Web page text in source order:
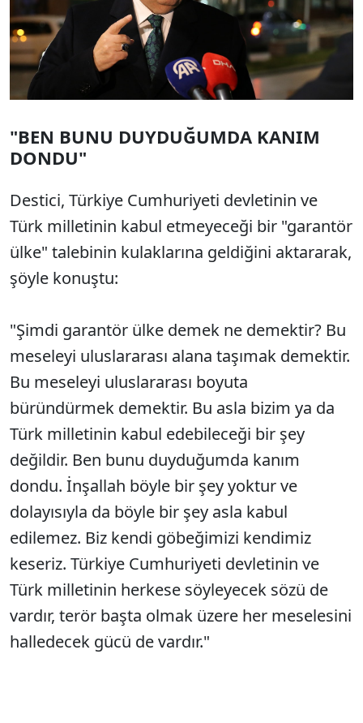
"BEN BUNU DUYDUĞUMDA KANIM
DONDU"
Destici, Türkiye Cumhuriyeti devletinin ve
Türk milletinin kabul etmeyeceği bir "garantör
ülke" talebinin kulaklarına geldiğini aktararak,
şöyle konuştu:
"Şimdi garantör ülke demek ne demektir? Bu
meseleyi uluslararası alana taşımak demektir.
Bu meseleyi uluslararası boyuta
büründürmek demektir. Bu asla bizim ya da
Türk milletinin kabul edebileceği bir şey
değildir. Ben bunu duyduğumda kanım
dondu. İnşallah böyle bir şey yoktur ve
dolayısıyla da böyle bir şey asla kabul
edilemez. Biz kendi göbeğimizi kendimiz
keseriz. Türkiye Cumhuriyeti devletinin ve
Türk milletinin herkese söyleyecek sözü de
vardır, terör başta olmak üzere her meselesini
halledecek gücü de vardır."